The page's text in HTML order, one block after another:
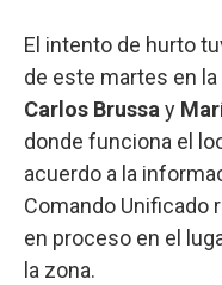
El intento de hurto
de este martes en
Carlos Brussay
donde funciona el
acuerdo a la
Comando Unificado
en proceso en el
la zona.